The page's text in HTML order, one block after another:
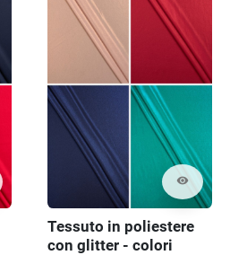
visibility
Tessuto in poliestere
con glitter - colori